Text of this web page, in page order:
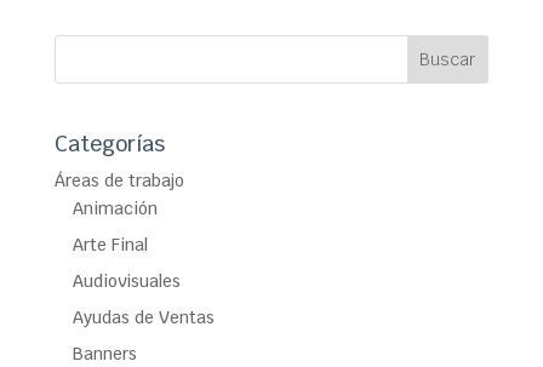
Categorías
Áreas de trabajo
Animación
Arte Final
Audiovisuales
Ayudas de Ventas
Banners